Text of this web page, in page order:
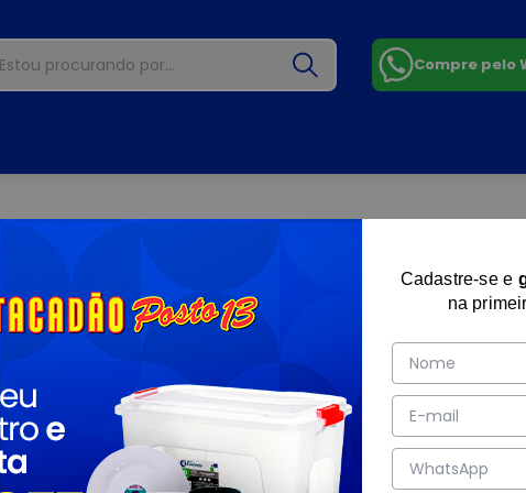
Compre pelo
Cadastre-se e
na